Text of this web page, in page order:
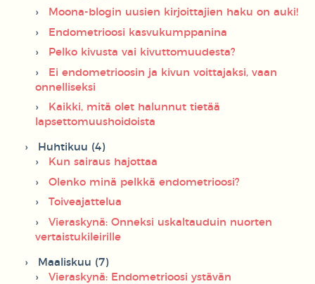
Moona-blogin uusien kirjoittajien haku on auki!
Endometrioosi kasvukumppanina
Pelko kivusta vai kivuttomuudesta?
Ei endometrioosin ja kivun voittajaksi, vaan
onnelliseksi
Kaikki, mitä olet halunnut tietää
lapsettomuushoidoista
Huhtikuu (4)
Kun sairaus hajottaa
Olenko minä pelkkä endometrioosi?
Toiveajattelua
Vieraskynä: Onneksi uskaltauduin nuorten
vertaistukileirille
Maaliskuu (7)
Vieraskynä: Endometrioosi ystävän